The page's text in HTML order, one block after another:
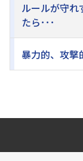
ルールが守れ
たら･･･
暴力的、攻撃